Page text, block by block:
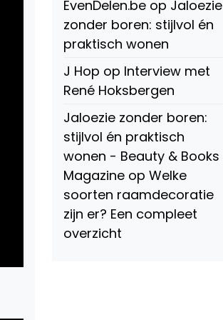
EvenDelen.be op Jaloezie
zonder boren: stijlvol én
praktisch wonen
J Hop op Interview met
René Hoksbergen
Jaloezie zonder boren:
stijlvol én praktisch
wonen - Beauty & Books
Magazine op Welke
soorten raamdecoratie
zijn er? Een compleet
overzicht